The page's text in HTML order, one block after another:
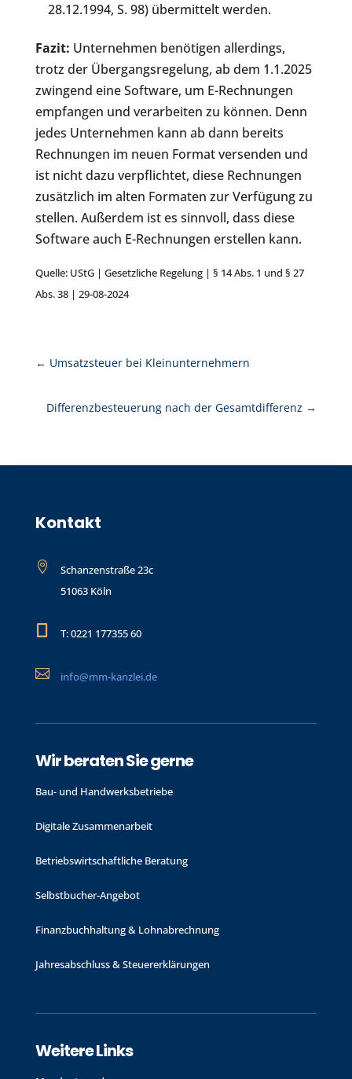
28.12.1994, S. 98) übermittelt werden.
Fazit: Unternehmen benötigen allerdings,
trotz der Übergangsregelung, ab dem 1.1.2025
zwingend eine Software, um E-Rechnungen
empfangen und verarbeiten zu können. Denn
jedes Unternehmen kann ab dann bereits
Rechnungen im neuen Format versenden und
ist nicht dazu verpflichtet, diese Rechnungen
zusätzlich im alten Formaten zur Verfügung zu
stellen. Außerdem ist es sinnvoll, dass diese
Software auch E-Rechnungen erstellen kann.
Quelle: UStG | Gesetzliche Regelung | § 14 Abs. 1 und § 27
Abs. 38 | 29-08-2024
← Umsatzsteuer bei Kleinunternehmern
Differenzbesteuerung nach der Gesamtdifferenz →
Kontakt

Schanzenstraße 23c
51063 Köln
T: 0221 177355 60
 info@mm-kanzlei.de
Wir beraten Sie gerne
Bau- und Handwerks­betriebe
Digitale Zusammenarbeit
Betriebswirtschaftliche Beratung
Selbstbucher-Angebot
Finanzbuchhaltung & Lohnabrechnung
Jahres­abschluss & Steuer­erklärungen
Weitere Links